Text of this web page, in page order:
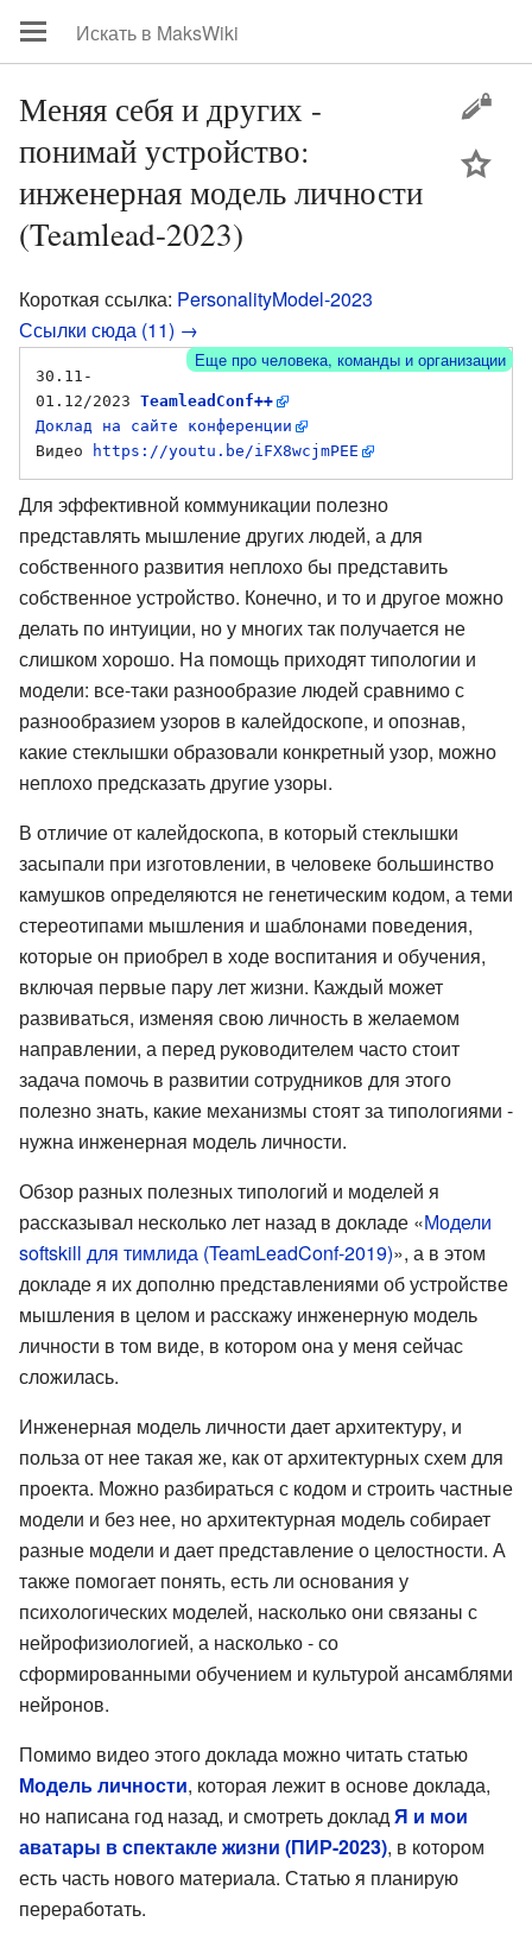
Меняя себя и других -
понимай устройство:
инженерная модель личности
(Teamlead-2023)
Короткая ссылка: PersonalityModel-2023
Ссылки сюда (11) →
Еще про человека, команды и организации
30.11-
01.12/2023 TeamleadConf++
Доклад на сайте конференции
Видео
https://youtu.be/iFX8wcjmPEE
Для эффективной коммуникации полезно
представлять мышление других людей, а для
собственного развития неплохо бы представить
собственное устройство. Конечно, и то и другое можно
делать по интуиции, но у многих так получается не
слишком хорошо. На помощь приходят типологии и
модели: все-таки разнообразие людей сравнимо с
разнообразием узоров в калейдоскопе, и опознав,
какие стеклышки образовали конкретный узор, можно
неплохо предсказать другие узоры.
В отличие от калейдоскопа, в который стеклышки
засыпали при изготовлении, в человеке большинство
камушков определяются не генетическим кодом, а теми
стереотипами мышления и шаблонами поведения,
которые он приобрел в ходе воспитания и обучения,
включая первые пару лет жизни. Каждый может
развиваться, изменяя свою личность в желаемом
направлении, а перед руководителем часто стоит
задача помочь в развитии сотрудников для этого
полезно знать, какие механизмы стоят за типологиями -
нужна инженерная модель личности.
Обзор разных полезных типологий и моделей я
рассказывал несколько лет назад в докладе «Модели
softskill для тимлида (TeamLeadConf-2019)», а в этом
докладе я их дополню представлениями об устройстве
мышления в целом и расскажу инженерную модель
личности в том виде, в котором она у меня сейчас
сложилась.
Инженерная модель личности дает архитектуру, и
польза от нее такая же, как от архитектурных схем для
проекта. Можно разбираться с кодом и строить частные
модели и без нее, но архитектурная модель собирает
разные модели и дает представление о целостности. А
также помогает понять, есть ли основания у
психологических моделей, насколько они связаны с
нейрофизиологией, а насколько - со
сформированными обучением и культурой ансамблями
нейронов.
Помимо видео этого доклада можно читать статью
Модель личности, которая лежит в основе доклада,
но написана год назад, и смотреть докладЯ и мои
аватары в спектакле жизни (ПИР-2023), в котором
есть часть нового материала. Статью я планирую
переработать.